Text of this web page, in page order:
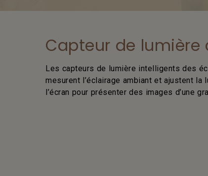
Capteur de
Les capteurs de lumière intelligents des
mesurent l’éclairage ambiant et ajustent
l’écran pour présenter des images d’une